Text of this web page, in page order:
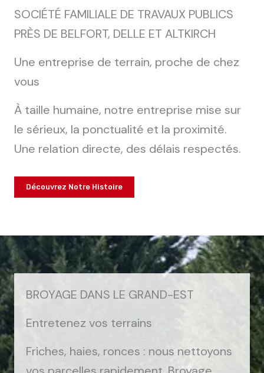
SOCIÉTÉ FAMILIALE DE TRAVAUX PUBLICS
PRÈS DE BELFORT, DELLE ET ALTKIRCH
Une entreprise de terrain, proche de chez
vous
À taille humaine, notre entreprise mise sur
le sérieux, la ponctualité et la proximité.
Une relation directe, des délais respectés.
Découvrez Notre Histoire
BROYAGE DANS LE GRAND-EST
Entretenez vos terrains
Friches, haies, ronces : nous nettoyons